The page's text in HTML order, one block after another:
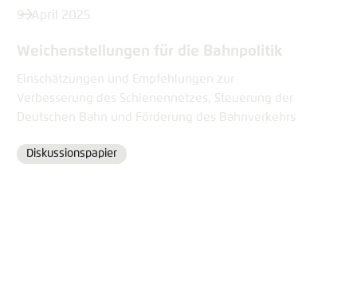
9. April 2025
Weichenstellungen für die Bahnpolitik
Einschätzungen und Empfehlungen zur
Verbesserung des Schienennetzes, Steuerung der
Deutschen Bahn und Förderung des Bahnverkehrs
Format
Diskussionspapier